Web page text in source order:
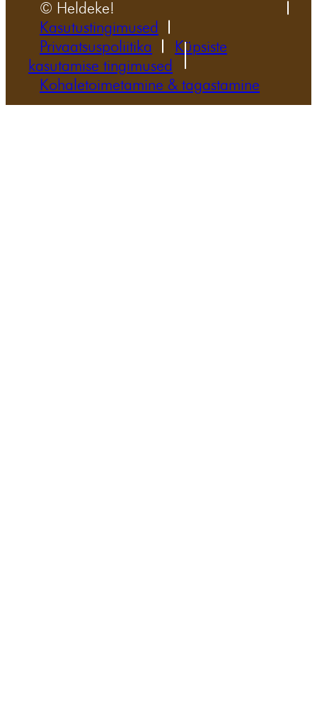
© Heldeke!
Kasutustingimused
Privaatsuspoliitika
Küpsiste
kasutamise tingimused
Kohaletoimetamine & tagastamine